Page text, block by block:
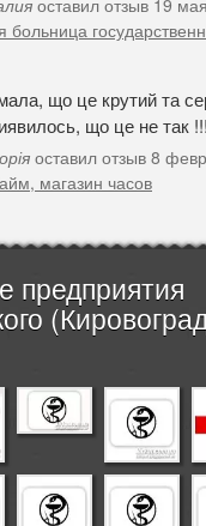
больница
що це крутий та
що це не так
оставил отзыв 8
магазин часов
предприятия